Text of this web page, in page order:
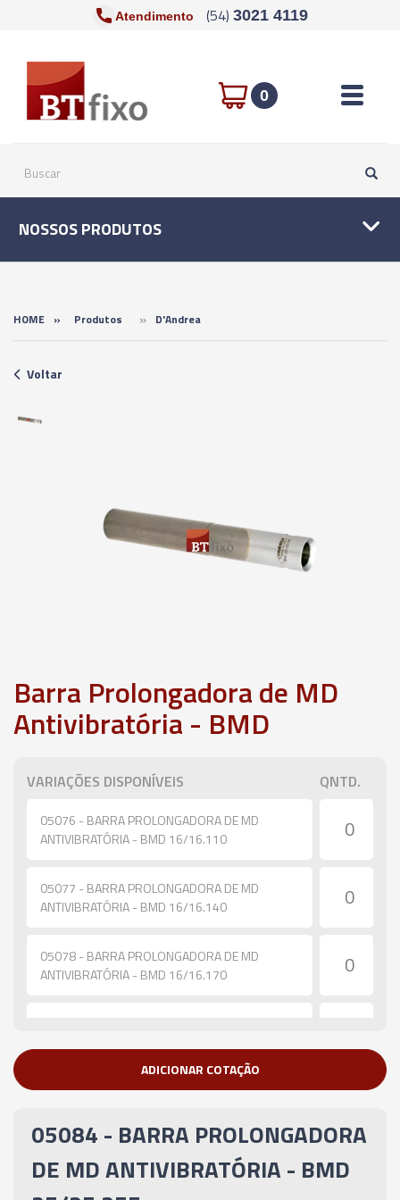
Atendimento (54) 3021 4119
0 Toggle
NOSSOS PRODUTOS
HOME » Produtos » D'Andrea
Voltar
Barra Prolongadora de MD
Antivibratória - BMD
VARIAÇÕES DISPONÍVEIS QNTD.
05076 - BARRA PROLONGADORA DE MD
ANTIVIBRATÓRIA - BMD 16/16.110
05077 - BARRA PROLONGADORA DE MD
ANTIVIBRATÓRIA - BMD 16/16.140
05078 - BARRA PROLONGADORA DE MD
ANTIVIBRATÓRIA - BMD 16/16.170
05080 - BARRA PROLONGADORA DE MD
05081 - BARRA PROLONGADORA DE MD
ANTIVIBRATÓRIA - BMD 20/20.210
ADICIONAR COTAÇÃO
05084 - BARRA PROLONGADORA
DE MD ANTIVIBRATÓRIA - BMD